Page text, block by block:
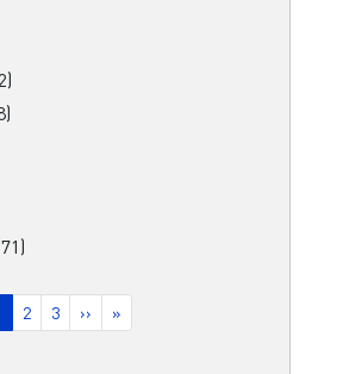
courante
Page
2 Page
3 Page suivante
›› Dernière page
»